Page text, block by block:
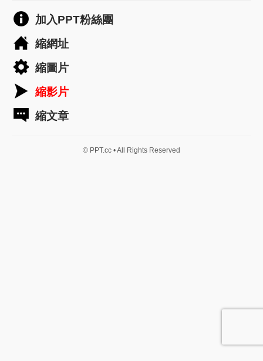
加入PPT粉絲團
縮網址
縮圖片
縮影片
縮文章
© PPT.cc • All Rights Reserved